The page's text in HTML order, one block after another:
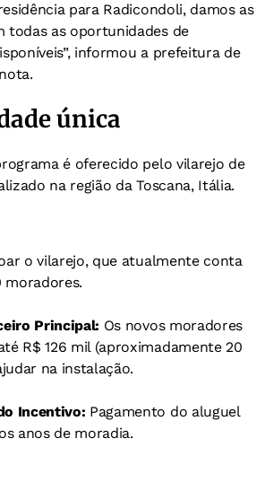
para Radicondoli, damos as
todas as oportunidades de
informou a prefeitura de
única
é oferecido pelo vilarejo de
na região da Toscana, Itália.
o vilarejo, que atualmente conta
moradores.
Principal: Os novos moradores
R$ 126 mil (aproximadamente 20
na instalação.
Incentivo: Pagamento do aluguel
anos de moradia.